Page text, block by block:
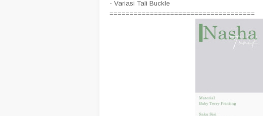
- Variasi Tali Buckle
====================================